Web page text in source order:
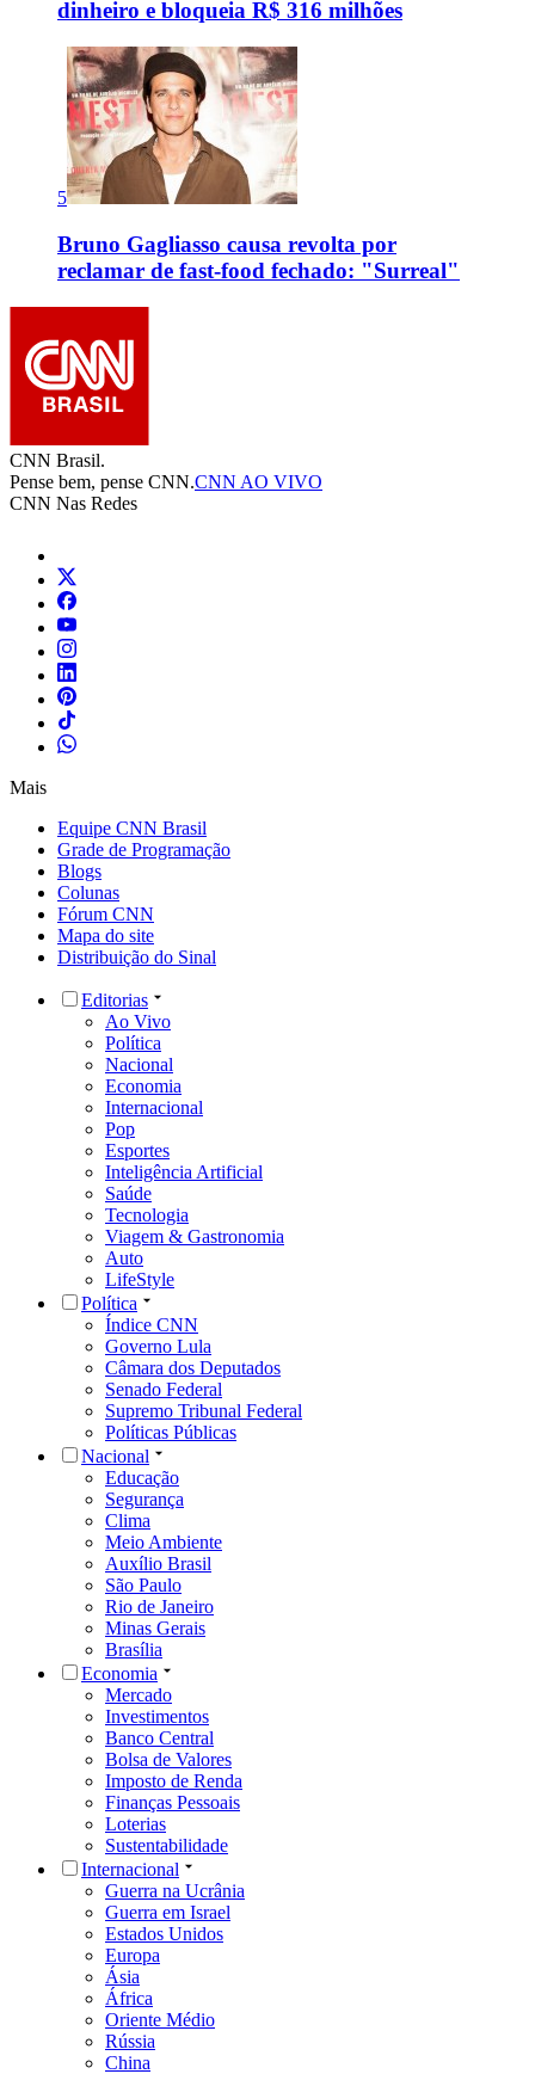
dinheiro e bloqueia R$ 316 milhões
5
Bruno Gagliasso causa revolta por
reclamar de fast-food fechado: "Surreal"
CNN Brasil.
Pense bem, pense CNN.CNN AO VIVO
CNN Nas Redes
Mais
Equipe CNN Brasil
Grade de Programação
Blogs
Colunas
Fórum CNN
Mapa do site
Distribuição do Sinal
Editorias
Ao Vivo
Política
Nacional
Economia
Internacional
Pop
Esportes
Inteligência Artificial
Saúde
Tecnologia
Viagem & Gastronomia
Auto
LifeStyle
Política
Índice CNN
Governo Lula
Câmara dos Deputados
Senado Federal
Supremo Tribunal Federal
Políticas Públicas
Nacional
Educação
Segurança
Clima
Meio Ambiente
Auxílio Brasil
São Paulo
Rio de Janeiro
Minas Gerais
Brasília
Economia
Mercado
Investimentos
Banco Central
Bolsa de Valores
Imposto de Renda
Finanças Pessoais
Loterias
Sustentabilidade
Internacional
Guerra na Ucrânia
Guerra em Israel
Estados Unidos
Europa
Ásia
África
Oriente Médio
Rússia
China